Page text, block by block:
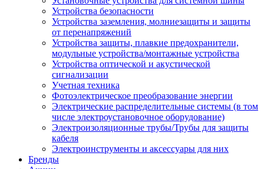
Устройства безопасности
Устройства заземления, молниезащиты и защиты
от перенапряжений
Устройства защиты, плавкие предохранители,
модульные устройства/монтажные устройства
Устройства оптической и акустической
сигнализации
Учетная техника
Фотоэлектрическое преобразование энергии
Электрические распределительные системы (в том
числе электроустановочное оборудование)
Электроизоляционные трубы/Трубы для защиты
кабеля
Электроинструменты и аксессуары для них
Бренды